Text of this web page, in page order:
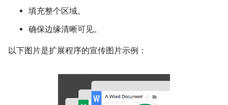
填充整个区域。
确保边缘清晰可见。
以下图片是扩展程序的宣传图片示例：